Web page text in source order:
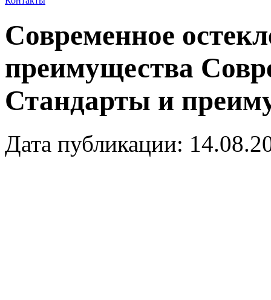
Современное
преимущества
Стандарты и
Дата публикации: